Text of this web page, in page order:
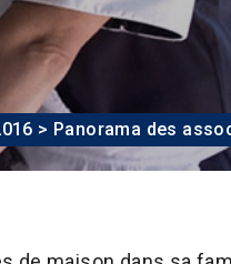
> Panorama des